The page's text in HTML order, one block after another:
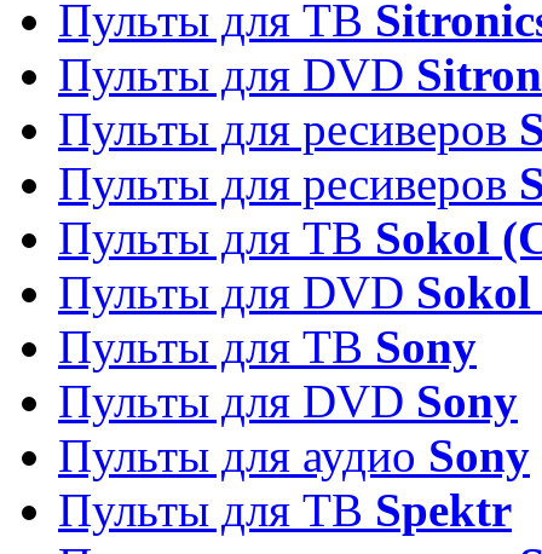
Пульты для ТВ
Пульты для DVD
Пульты для ресиверов
Пульты для ресиверов
Пульты для ТВ Sokol
Пульты для DVD
Пульты для ТВ Sony
Пульты для DVD Sony
Пульты для аудио Sony
Пульты для ТВ Spektr